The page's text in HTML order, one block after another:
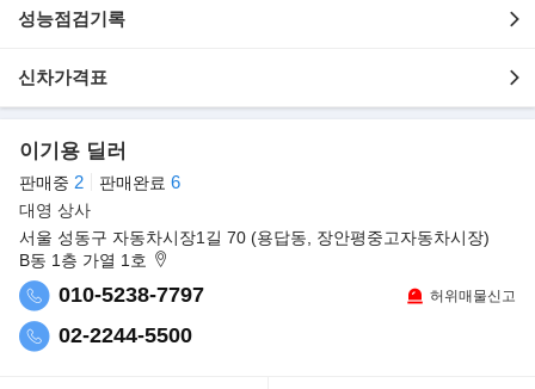
- 연식대비 짧은주행
- 부드러운 3.2L 가솔린 엔진
- 고급스러운 실내 우드 트림
- 3,199cc 직렬 6기통 222마력 엔진+5단 자동변속기 탑재
▶더욱 새로워진 '쌍용 체어맨H 뉴 클래식'
- 댐퍼스트릿과 모듈 멀티링크 서스펜션을 적용해 안락한 승차감도
선사
- 메르세데스-벤츠의 5단 변속기 탑재/공인연비는 리터당
8.7~8.8Km 실현
- 새롭게 디자인된 라디에이터 그릴을 적용/리어램프에는 발광다이
성능점검기록
신차가격표
이기용 딜러
판매중 2 판매완료 6
대영 상사
서울 성동구 자동차시장1길 70 (용답동, 장안평중고자동차시장)
B동 1층 가열 1호
010-5238-7797
02-2244-5500
허위매물신고